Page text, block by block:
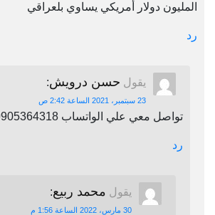
المليون دولار أمريكي يساوي بلعراقي
رد
يقول حسن درويش:
23 سبتمبر، 2021 الساعة 2:42 ص
تواصل معي علي الواتساب 00249905364318
رد
يقول محمد ربيع:
30 مارس، 2022 الساعة 1:56 م